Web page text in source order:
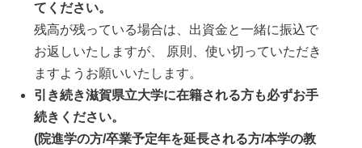
てください。
残高が残っている場合は、出資金と一緒に振込で
お返しいたしますが、 原則、使い切っていただき
ますようお願いいたします。
引き続き滋賀県立大学に在籍される方も必ずお手
続きください。
(院進学の方/卒業予定年を延長される方/本学の教